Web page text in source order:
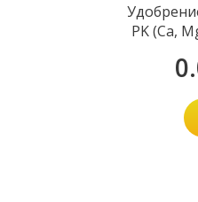
PK (Ca,